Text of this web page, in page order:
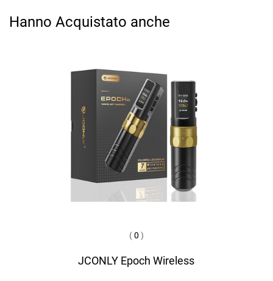
Hanno Acquistato anche
(0 )
JCONLY Epoch Wireless